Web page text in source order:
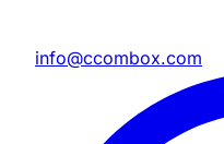
info@ccombox.com